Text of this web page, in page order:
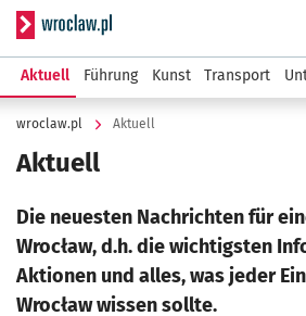
Serwis informacyjny
Aktuell Führung Kunst Transport
wroclaw.pl Aktuell
Aktuell
Die neuesten Nachrichten für
Wrocław, d.h. die wichtigsten
Aktionen und alles, was jeder
Wrocław wissen sollte.